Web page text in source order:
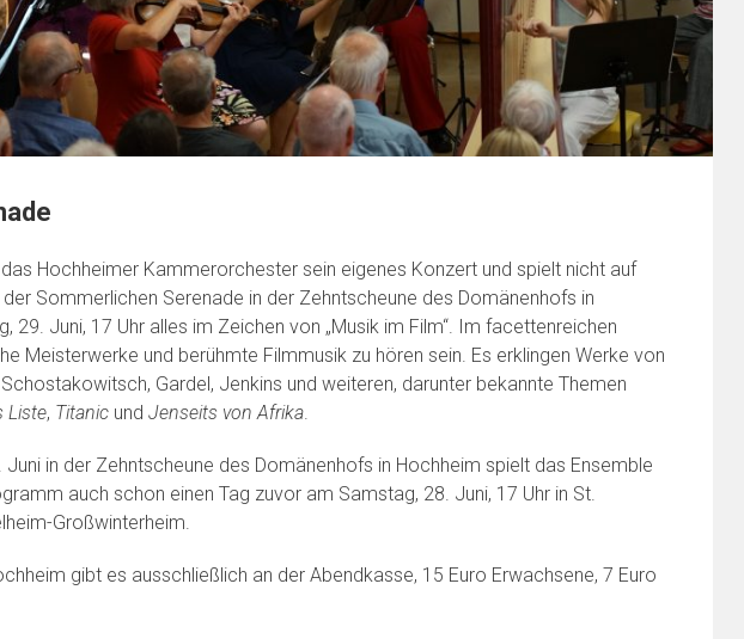
Hochheimer Kammerorchester sein eigenes Konzert und spielt nicht auf
der Sommerlichen Serenade in der Zehntscheune des Domänenhofs in
29. Juni, 17 Uhr alles im Zeichen von „Musik im Film“. Im facettenreichen
Meisterwerke und berühmte Filmmusik zu hören sein. Es erklingen Werke von
Gardel, Jenkins und weiteren, darunter bekannte Themen
Liste, Titanic und Jenseits von Afrika.
in der Zehntscheune des Domänenhofs in Hochheim spielt das Ensemble
auch schon einen Tag zuvor am Samstag, 28. Juni, 17 Uhr in St.
Großwinterheim.
gibt es ausschließlich an der Abendkasse, 15 Euro Erwachsene, 7 Euro